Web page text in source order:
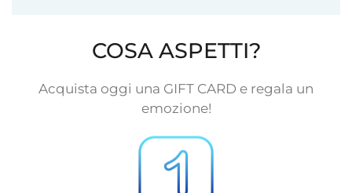
COSA ASPETTI?
Acquista oggi una GIFT CARD e regala un
emozione!